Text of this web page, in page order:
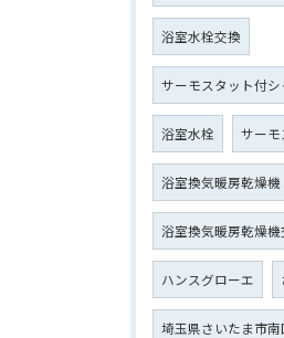
浴室水栓交換
サーモスタット付
浴室水栓 サーモ
浴室換気暖房乾燥機
浴室換気暖房乾燥機
ハンスグローエ
埼玉県さいたま市南